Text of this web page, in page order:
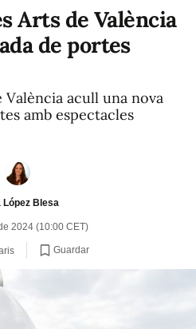
Arts de València
de portes
València acull una nova
amb espectacles
López Blesa
2024 (10:00 CET)
Guardar